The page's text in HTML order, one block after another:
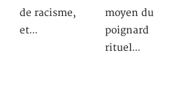
de racisme,
et…
moyen du
poignard
rituel…